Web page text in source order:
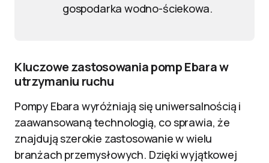
gospodarka wodno-ściekowa.
Kluczowe zastosowania pomp Ebara w
utrzymaniu ruchu
Pompy Ebara wyróżniają się uniwersalnością i
zaawansowaną technologią, co sprawia, że
znajdują szerokie zastosowanie w wielu
branżach przemysłowych. Dzięki wyjątkowej